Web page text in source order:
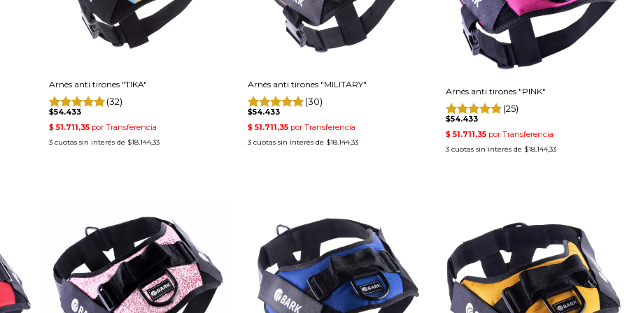
Arnés anti tirones "TIKA"
(32)
$54.433
3 cuotas sin interés de $18.144,33
Arnés anti tirones "MILITARY"
(30)
$54.433
3 cuotas sin interés de $18.144,33
Arnés anti tirones "PINK"
(25)
$54.433
3 cuotas sin interés de $18.144,33